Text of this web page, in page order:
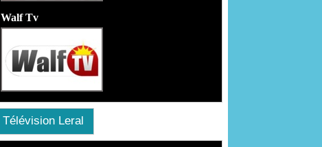
Walf Tv
Télévision Leral